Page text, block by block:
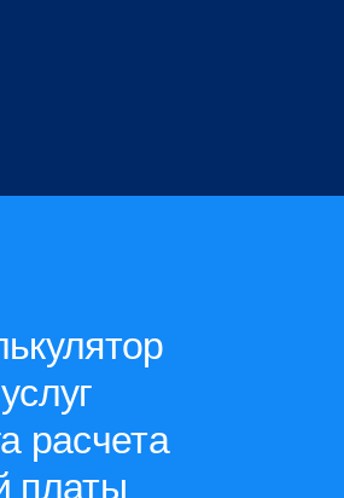
расчета
платы